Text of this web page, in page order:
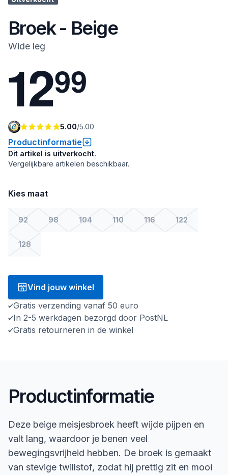
Broek - Beige
Wide leg
1299
5.00/5.00
Productinformatie
Dit artikel is uitverkocht.
Vergelijkbare artikelen beschikbaar.
Kies maat
92 98 104 110 116 122
128
Vind jouw winkel
Gratis verzending vanaf 50 euro
In 2-5 werkdagen bezorgd door PostNL
Gratis retourneren in de winkel
Productinformatie
Deze beige meisjesbroek heeft wijde pijpen en
valt lang, waardoor je benen veel
bewegingsvrijheid hebben. De broek is gemaakt
van stevige twillstof, zodat hij prettig zit en mooi